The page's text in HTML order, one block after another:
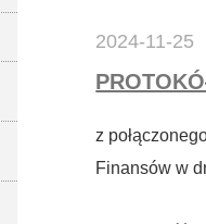
2024-11-25
z
Finansów w